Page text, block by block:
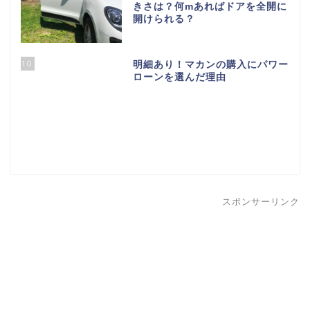
きさは？何mあればドアを全開に
開けられる？
10
明細あり！マカンの購入にパワー
ローンを選んだ理由
スポンサーリンク